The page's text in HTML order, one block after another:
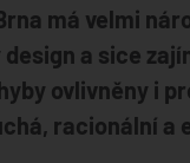
má velmi
a sice
ovlivněny i
racionální a